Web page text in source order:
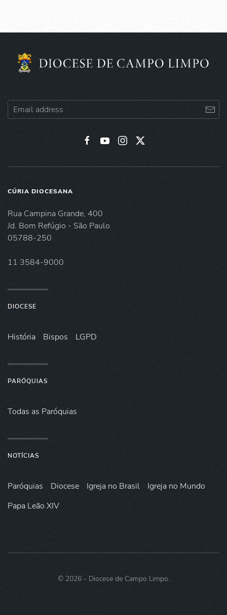
CÚRIA DIOCESANA
Rua Campina Grande, 400
Jd. Bom Refúgio - São Paulo
05788-250
11 3584-9000
DIOCESE
História Bispos LGPD
PARÓQUIAS
Todas as Paróquias
NOTÍCIAS
Paróquias Diocese Igreja no Brasil
Igreja no Mundo
Papa Leão XIV
© 2026- Diocese de Campo Limpo.